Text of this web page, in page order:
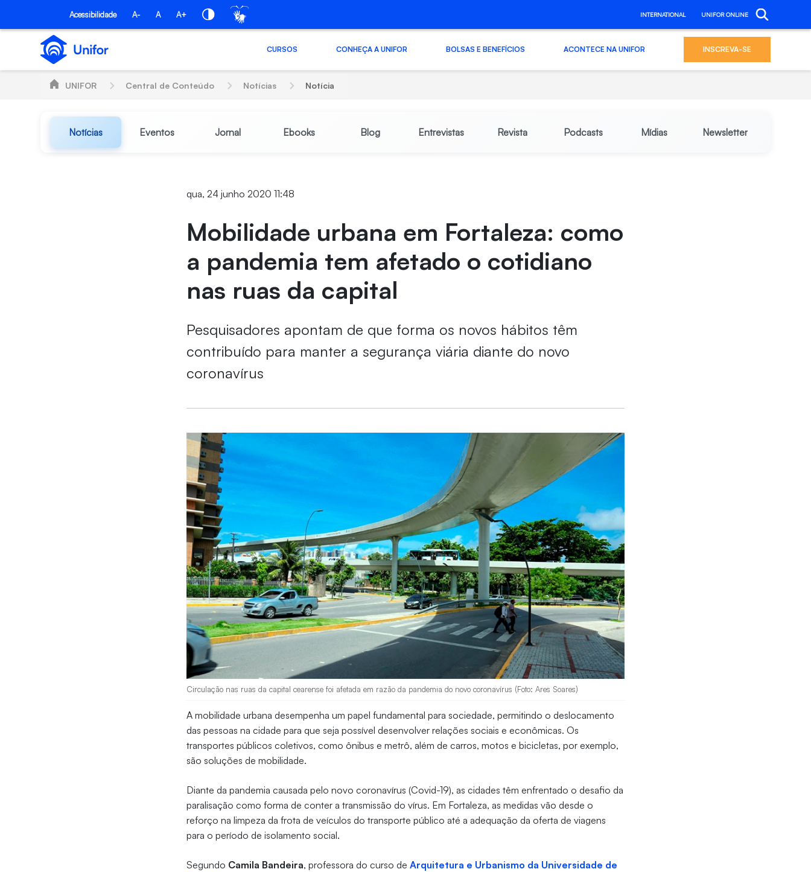
Pular para o Conteúdo principal
Acessibilidade A- A A+ INTERNATIONAL UNIFOR ONLINE
CURSOS CONHEÇA A UNIFOR BOLSAS E BENEFÍCIOS ACONTECE NA UNIFOR INSCREVA-SE
UNIFOR Central de Conteúdo Notícias Notícia
Notícias Eventos Jornal Ebooks Blog Entrevistas Revista Podcasts Mídias Newsletter
qua, 24 junho 2020 11:48
Mobilidade urbana em Fortaleza: como
a pandemia tem afetado o cotidiano
nas ruas da capital
Pesquisadores apontam de que forma os novos hábitos têm
contribuído para manter a segurança viária diante do novo
coronavírus
Circulação nas ruas da capital cearense foi afetada em razão da pandemia do novo coronavírus (Foto: Ares Soares)
A mobilidade urbana desempenha um papel fundamental para sociedade, permitindo o deslocamento
das pessoas na cidade para que seja possível desenvolver relações sociais e econômicas. Os
transportes públicos coletivos, como ônibus e metrô, além de carros, motos e bicicletas, por exemplo,
são soluções de mobilidade.
Diante da pandemia causada pelo novo coronavírus (Covid-19), as cidades têm enfrentado o desafio da
paralisação como forma de conter a transmissão do vírus. Em Fortaleza, as medidas vão desde o
reforço na limpeza da frota de veículos do transporte público até a adequação da oferta de viagens
para o período de isolamento social.
Segundo Camila Bandeira, professora do curso deArquitetura e Urbanismo da Universidade de